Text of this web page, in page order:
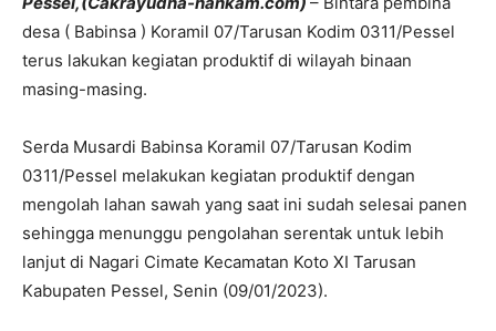
desa ( Babinsa ) Koramil 07/Tarusan Kodim 0311/Pessel
terus lakukan kegiatan produktif di wilayah binaan
masing-masing.
Serda Musardi Babinsa Koramil 07/Tarusan Kodim
0311/Pessel melakukan kegiatan produktif dengan
mengolah lahan sawah yang saat ini sudah selesai panen
sehingga menunggu pengolahan serentak untuk lebih
lanjut di Nagari Cimate Kecamatan Koto XI Tarusan
Kabupaten Pessel, Senin (09/01/2023).